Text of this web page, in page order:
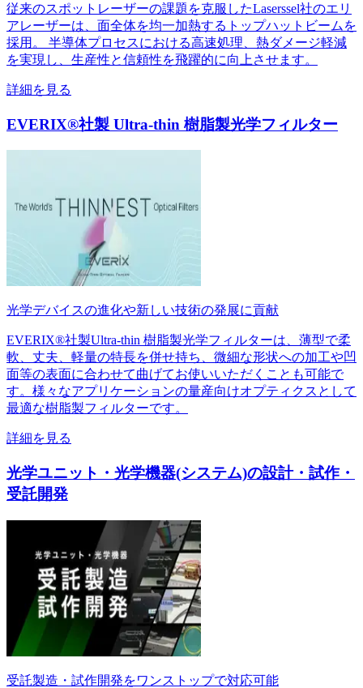
従来のスポットレーザーの課題を克服したLaserssel社のエリ
アレーザーは、面全体を均一加熱するトップハットビームを
採用。 半導体プロセスにおける高速処理、熱ダメージ軽減
を実現し、生産性と信頼性を飛躍的に向上させます。
詳細を見る
EVERIX®社製 Ultra-thin 樹脂製光学フィルター
光学デバイスの進化や新しい技術の発展に貢献
EVERIX®社製Ultra-thin 樹脂製光学フィルターは、薄型で柔
軟、丈夫、軽量の特長を併せ持ち、微細な形状への加工や凹
面等の表面に合わせて曲げてお使いいただくことも可能で
す。様々なアプリケーションの量産向けオプティクスとして
最適な樹脂製フィルターです。
詳細を見る
光学ユニット・光学機器(システム)の設計・試作・
受託開発
受託製造・試作開発をワンストップで対応可能